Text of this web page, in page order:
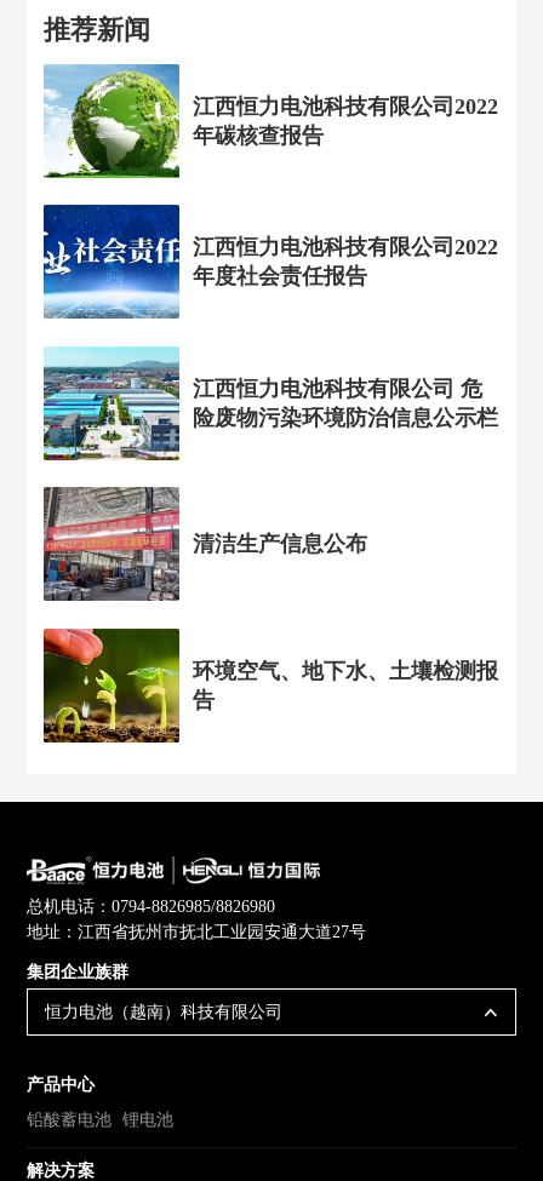
推荐新闻
江西恒力电池科技有限公司2022
年碳核查报告
江西恒力电池科技有限公司2022
年度社会责任报告
江西恒力电池科技有限公司 危
险废物污染环境防治信息公示栏
清洁生产信息公布
环境空气、地下水、土壤检测报
告
总机电话：0794-8826985/8826980
地址：江西省抚州市抚北工业园安通大道27号
集团企业族群
恒力电池（越南）科技有限公司
产品中心
铅酸蓄电池 锂电池
解决方案